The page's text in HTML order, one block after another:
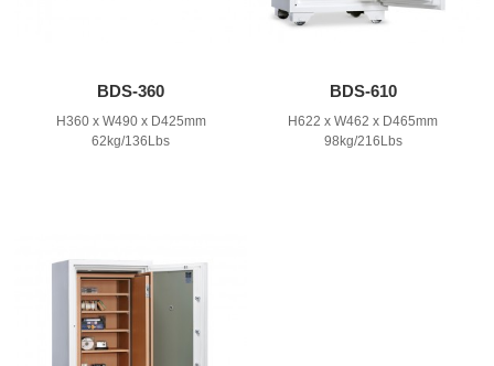
BDS-360
H360 x W490 x D425mm
62kg/136Lbs
BDS-610
H622 x W462 x D465mm
98kg/216Lbs